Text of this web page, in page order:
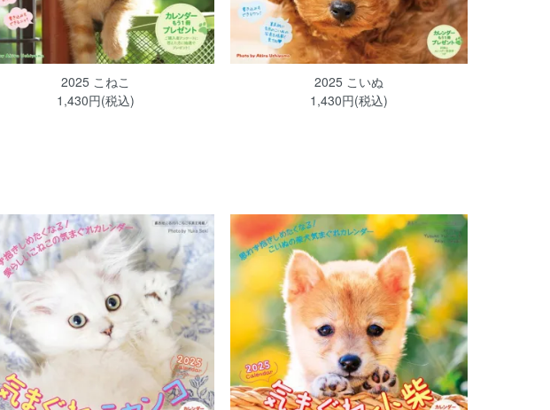
2025 こねこ
1,430円(税込)
2025 こいぬ
1,430円(税込)